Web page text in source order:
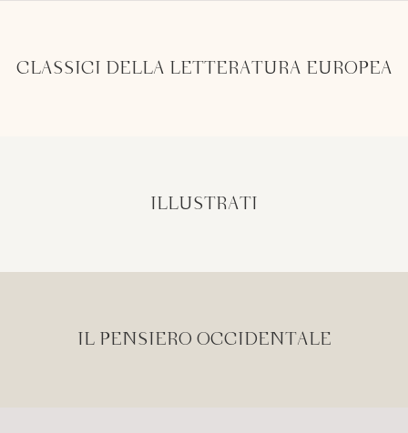
CLASSICI DELLA LETTERATURA EUROPEA
ILLUSTRATI
IL PENSIERO OCCIDENTALE